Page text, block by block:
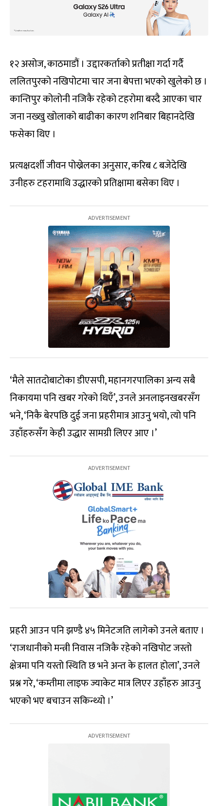
१२ असोज, काठमाडौं । उद्दारकर्ताको प्रतीक्षा गर्दा गर्दै
ललितपुरको नखिपोटमा चार जना बेपत्ता भएको खुलेको छ ।
कान्तिपुर कोलोनी नजिकै रहेको टहरोमा बस्दै आएका चार
जना नख्खु खोलाको बाढीका कारण शनिबार बिहानदेखि
फसेका थिए ।
प्रत्यक्षदर्शी जीवन पोख्रेलका अनुसार, करिब ८ बजेदेखि
उनीहरु टहरामाथि उद्धारको प्रतिक्षामा बसेका थिए ।
‘मैले सातदोबाटोका डीएसपी, महानगरपालिका अन्य सबै
निकायमा पनि खबर गरेको थिएँ’, उनले अनलाइनखबरसँग
भने, ‘निकै बेरपछि दुई जना प्रहरीमात्र आउनु भयो, त्यो पनि
उहाँहरुसँग केही उद्धार सामग्री लिएर आए ।’
प्रहरी आउन पनि झण्डै ४५ मिनेटजति लागेको उनले बताए ।
‘राजधानीको मन्त्री निवास नजिकै रहेको नखिपोट जस्तो
क्षेत्रमा पनि यस्तो स्थिति छ भने अन्त के हालत होला’, उनले
प्रश्न गरे, ‘कम्तीमा लाइफ ज्याकेट मात्र लिएर उहाँहरु आउनु
भएको भए बचाउन सकिन्थ्यो ।’